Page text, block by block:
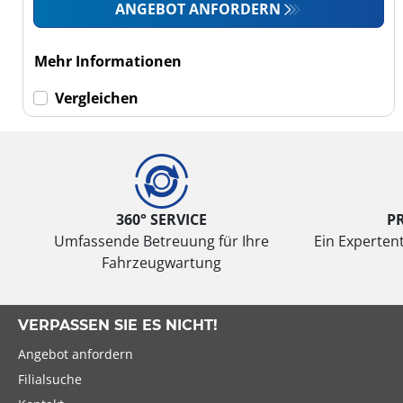
LKW (0)
Run-flat (mit
Notlaufeigenschaft)
Run-flat (mit
Notlaufeigenschaft)
Keine Run-flat (1)
ANGEBOT ANFORDERN
Mehr Informationen
Vergleichen
360° SERVICE
Umfassende Betreuung für Ihre
Fahrzeugwartung
Ein
VERPASSEN SIE ES NICHT!
Angebot anfordern
Filialsuche